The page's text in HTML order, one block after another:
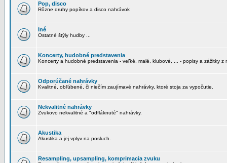
Pop, disco
Rôzne druhy popíkov a disco nahrávok
Iné
Ostatné štýly hudby ...
Koncerty, hudobné predstavenia
Koncerty a hudobné predstavenia - veľké, malé, klubové, ... - popisy a zážitky z
Odporúčané nahrávky
Kvalitné, obľúbené, či niečím zaujímavé nahrávky, ktoré stoja za vypočutie.
Nekvalitné nahrávky
Zvukovo nekvalitné a "odfláknuté" nahrávky.
Akustika
Akustika a jej vplyv na posluch.
Resampling, upsampling, komprimacia zvuku